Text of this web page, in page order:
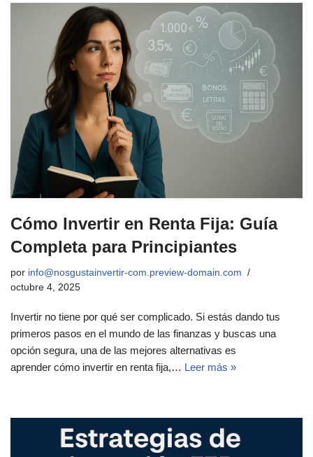
Cómo Invertir en Renta Fija: Guía
Completa para Principiantes
por info@nosgustainvertir-com.preview-domain.com
octubre 4, 2025
Invertir no tiene por qué ser complicado. Si estás dando tus
primeros pasos en el mundo de las finanzas y buscas una
opción segura, una de las mejores alternativas es
aprender cómo invertir en renta fija,… Leer más »